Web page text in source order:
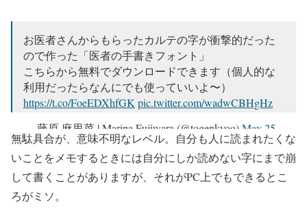
お医者さんからもらったカルテの字が衝撃的だった
ので作った「医者の手書きフォント」
こちらから無料でダウンロードできます（個人的な
利用だったらなんにでも使っていいよ〜）
https://t.co/FoeEDXhfGK pic.twitter.com/wadwCBHgHz
— 藤原 麻里菜 | Marina Fujiwara (@togenkyoo)May 25,
2022
無駄具合が、意味不明なレベル。自分も人に読まれたくな
いことをメモするときには自分にしか読めない字にまで崩
して書くことがありますが、それがPC上でもできるとこ
ろがミソ。